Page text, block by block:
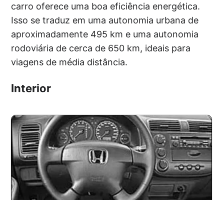
carro oferece uma boa eficiência energética.
Isso se traduz em uma autonomia urbana de
aproximadamente 495 km e uma autonomia
rodoviária de cerca de 650 km, ideais para
viagens de média distância.
Interior